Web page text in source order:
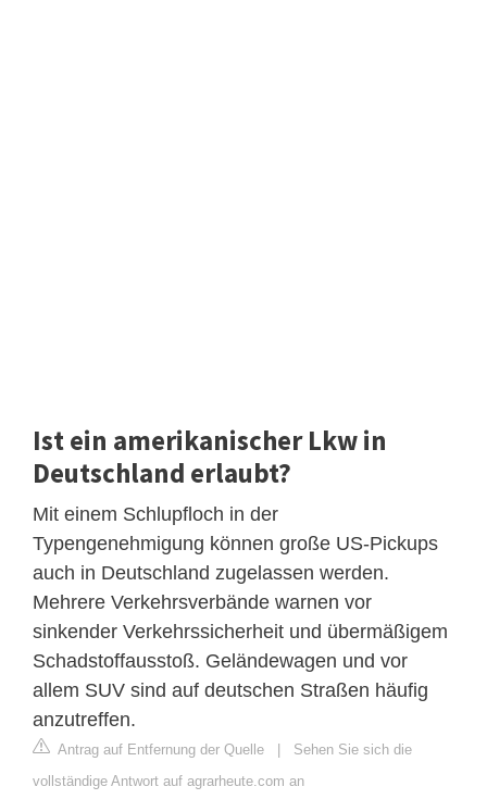
Ist ein amerikanischer Lkw in
Deutschland erlaubt?
Mit einem Schlupfloch in der
Typengenehmigung können große US-Pickups
auch in Deutschland zugelassen werden.
Mehrere Verkehrsverbände warnen vor
sinkender Verkehrssicherheit und übermäßigem
Schadstoffausstoß. Geländewagen und vor
allem SUV sind auf deutschen Straßen häufig
anzutreffen.
Antrag auf Entfernung der Quelle | Sehen Sie sich die
vollständige Antwort auf agrarheute.com an